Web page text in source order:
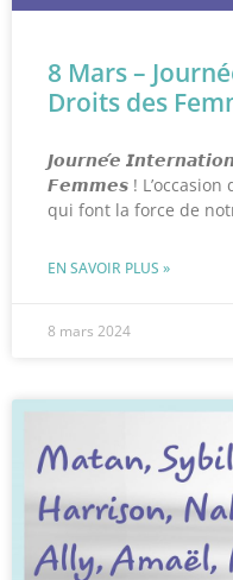
8 Mars –
Droits des
𝙅𝙤𝙪𝙧𝙣𝙚́𝙚
𝙁𝙚𝙢𝙢𝙚𝙨 ! L’occasion
qui font la force de
EN SAVOIR PLUS »
8 mars 2024